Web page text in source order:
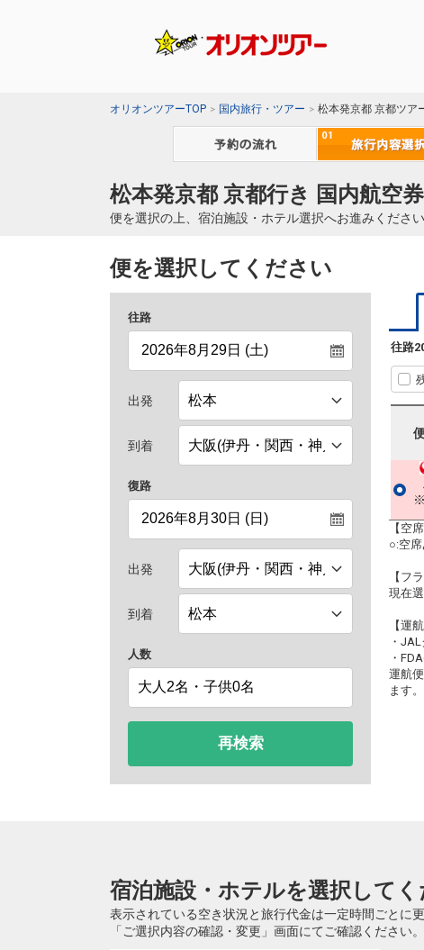
オリオンツアーTOP 国内旅行・ツアー 松本発京都 京都ツア
松本発京都 京都行き 国内航空
便を選択の上、宿泊施設・ホテル選択へお進みください
便を選択してください
往路
出発
到着
復路
出発
到着
人数
再検索
往路
【空
○:空
【フ
現在
【運
・
・
運航
ます。
宿泊施設・ホテルを選択して
表示されている空き状況と旅行代金は一定時間ごとに
「ご選択内容の確認・変更」画面にてご確認ください。